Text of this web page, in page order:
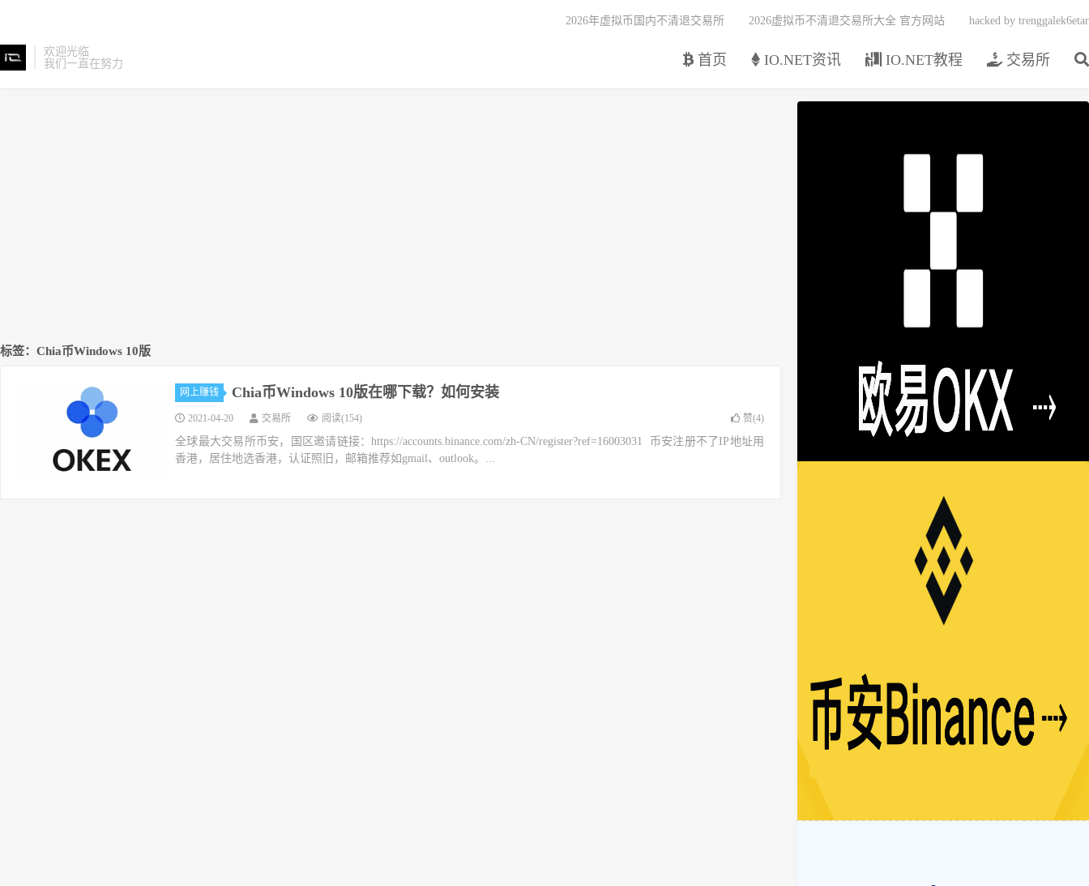
欢迎光临
我们一直在努力
首页 IO.NET资讯 IO.NET教程 交易所
2026年虚拟币国内不清退交易所 2026虚拟币不清退交易所大全 官方网站 hacked by trenggalek6etar
标签：Chia币Windows 10版
网上赚钱 Chia币Windows 10版在哪下载？如何安装
2021-04-20 交易所 阅读(154) 赞(4)
全球最大交易所币安，国区邀请链接：https://accounts.binance.com/zh-CN/register?ref=16003031 币安注册不了IP地址用
香港，居住地选香港，认证照旧，邮箱推荐如gmail、outlook。...